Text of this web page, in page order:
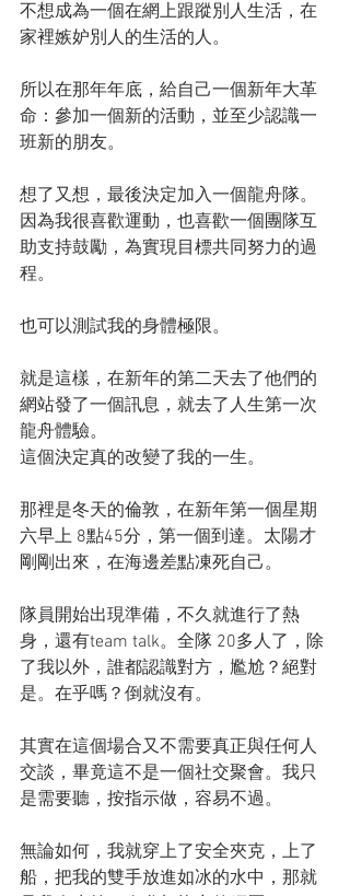
不想成為一個在網上跟蹤別人生活，在
家裡嫉妒別人的生活的人。
所以在那年年底，給自己一個新年大革
命：參加一個新的活動，並至少認識一
班新的朋友。
想了又想，最後決定加入一個龍舟隊。
因為我很喜歡運動，也喜歡一個團隊互
助支持鼓勵，為實現目標共同努力的過
程。
也可以測試我的身體極限。
就是這樣，在新年的第二天去了他們的
網站發了一個訊息，就去了人生第一次
龍舟體驗。
這個決定真的改變了我的一生。
那裡是冬天的倫敦，在新年第一個星期
六早上 8點45分，第一個到達。太陽才
剛剛出來，在海邊差點凍死自己。
隊員開始出現準備，不久就進行了熱
身，還有team talk。全隊 20多人了，除
了我以外，誰都認識對方，尷尬？絕對
是。在乎嗎？倒就沒有。
其實在這個場合又不需要真正與任何人
交談，畢竟這不是一個社交聚會。我只
是需要聽，按指示做，容易不過。
無論如何，我就穿上了安全夾克，上了
船，把我的雙手放進如冰的水中，那就